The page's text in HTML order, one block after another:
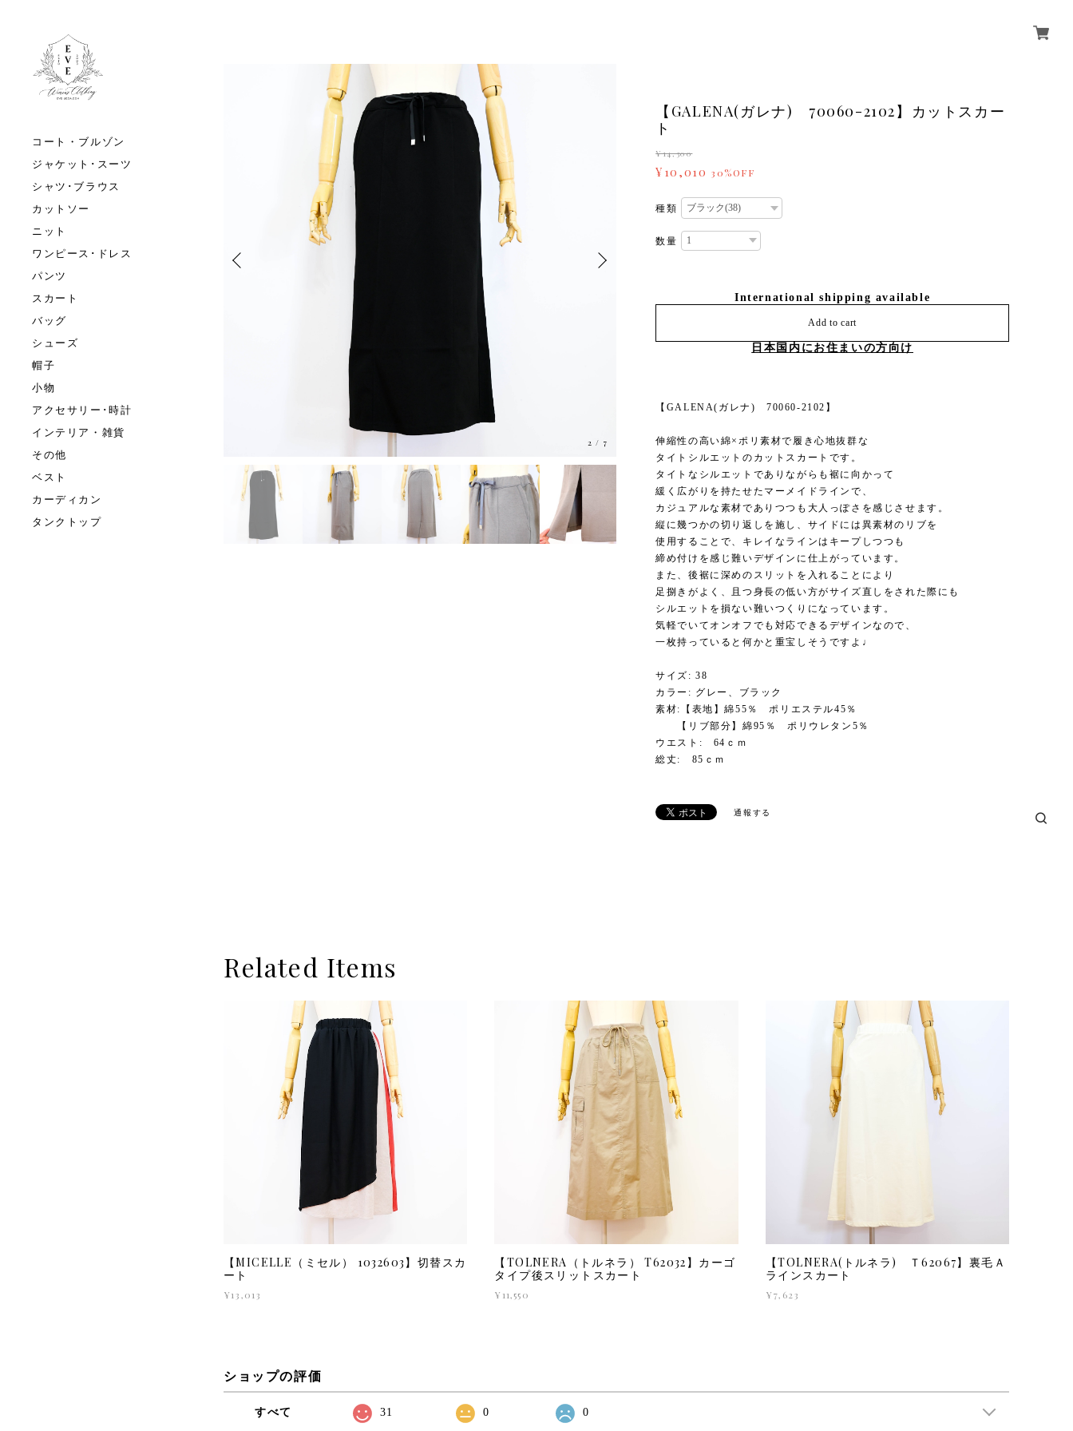
コート・ブルゾン
ジャケット･スーツ
シャツ･ブラウス
カットソー
ニット
ワンピース･ドレス
パンツ
スカート
バッグ
シューズ
帽子
小物
アクセサリー･時計
インテリア・雑貨
その他
ベスト
カーディカン
タンクトップ
3 / 7
【GALENA(ガレナ) 70060-2102】カットスカー
ト
¥14,300
¥10,010 30%OFF
種類
数量
International shipping available
Add to cart
日本国内にお住まいの方向け
【GALENA(ガレナ) 70060-2102】
伸縮性の高い綿×ポリ素材で履き心地抜群な
タイトシルエットのカットスカートです。
タイトなシルエットでありながらも裾に向かって
緩く広がりを持たせたマーメイドラインで、
カジュアルな素材でありつつも大人っぽさを感じさせます。
縦に幾つかの切り返しを施し、サイドには異素材のリブを
使用することで、キレイなラインはキープしつつも
締め付けを感じ難いデザインに仕上がっています。
また、後裾に深めのスリットを入れることにより
足捌きがよく、且つ身長の低い方がサイズ直しをされた際にも
シルエットを損ない難いつくりになっています。
気軽でいてオンオフでも対応できるデザインなので、
一枚持っていると何かと重宝しそうですよ♩
サイズ: 38
カラー: グレー、ブラック
素材:【表地】綿55％ ポリエステル45％
【リブ部分】綿95％ ポリウレタン5％
ウエスト: 64ｃｍ
総丈: 85ｃｍ
通報する
Related Items
【MICELLE（ミセル） 1032603】切替スカ
ート
¥13,013
【TOLNERA（トルネラ） T62032】カーゴ
タイプ後スリットスカート
¥11,550
【TOLNERA(トルネラ) Ｔ62067】裏毛Ａ
ラインスカート
¥7,623
ショップの評価
すべて 31 0 0